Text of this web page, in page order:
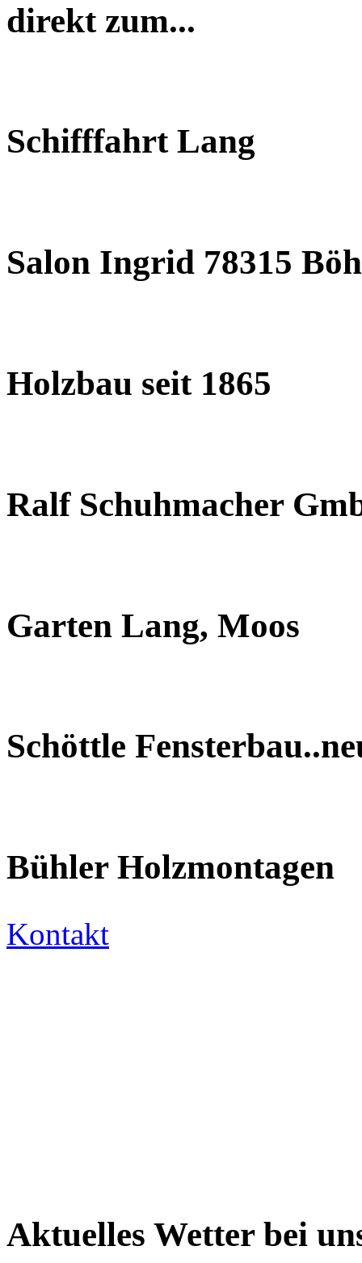
direkt zum...
Schifffahrt Lang
Salon Ingrid 78315
Holzbau seit 1865
Ralf Schuhmacher
Garten Lang, Moos
Schöttle
Bühler Holzmontagen
Kontakt
Aktuelles Wetter bei